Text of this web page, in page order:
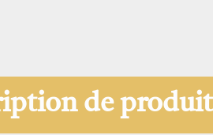
de produit